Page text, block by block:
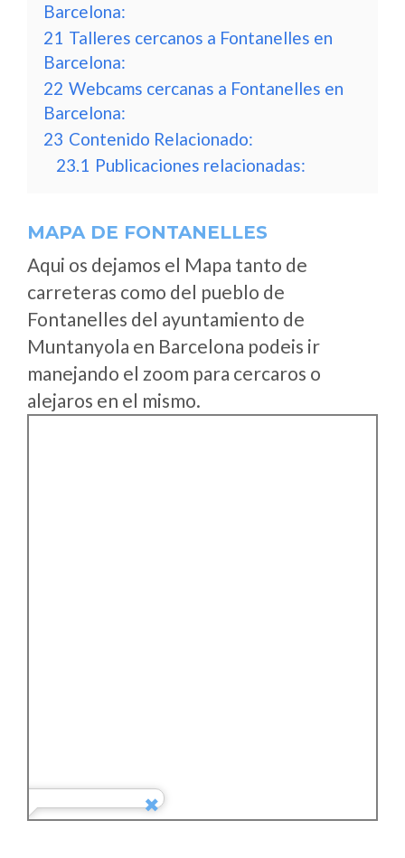
Barcelona:
21 Talleres cercanos a Fontanelles en
Barcelona:
22 Webcams cercanas a Fontanelles en
Barcelona:
23 Contenido Relacionado:
23.1 Publicaciones relacionadas:
MAPA DE FONTANELLES
Aqui os dejamos el Mapa tanto de
carreteras como del pueblo de
Fontanelles del ayuntamiento de
Muntanyola en Barcelona podeis ir
manejando el zoom para cercaros o
alejaros en el mismo.